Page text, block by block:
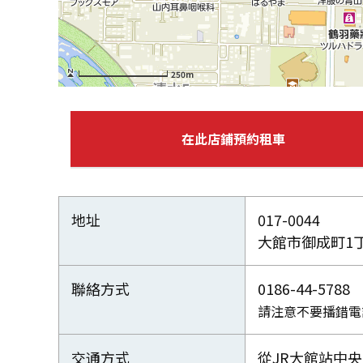
250m
在此店鋪預約租車
地址
017-0044
大館市御成町1
聯絡方式 0186-44-5788
請注意不要播錯
交通方式 從JR大館站中